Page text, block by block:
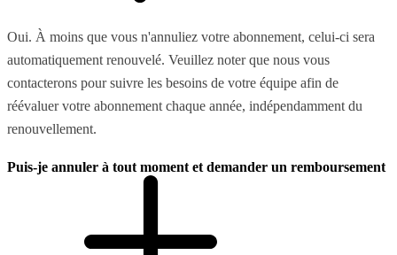
Oui. À moins que vous n'annuliez votre abonnement, celui-ci sera
automatiquement renouvelé. Veuillez noter que nous vous
contacterons pour suivre les besoins de votre équipe afin de
réévaluer votre abonnement chaque année, indépendamment du
renouvellement.
Puis-je annuler à tout moment et demander un remboursement